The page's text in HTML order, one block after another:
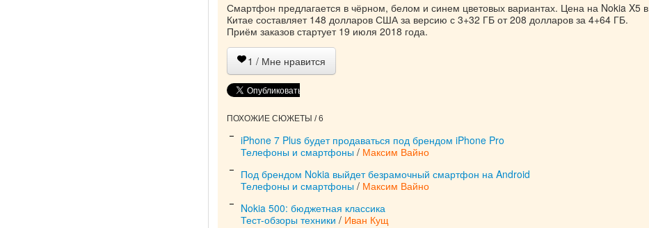
Смартфон предлагается в чёрном, белом и синем цветовых вариантах. Цена на Nokia X5 в
Китае составляет 148 долларов США за версию с 3+32 ГБ от 208 долларов за 4+64 ГБ.
Приём заказов стартует 19 июля 2018 года.
1 / Мне нравится
ПОХОЖИЕ СЮЖЕТЫ / 6
iPhone 7 Plus будет продаваться под брендом iPhone Pro
Телефоны и смартфоны / Максим Вайно
Под брендом Nokia выйдет безрамочный смартфон на Android
Телефоны и смартфоны / Максим Вайно
Nokia 500: бюджетная классика
Тест-обзоры техники / Иван Кущ